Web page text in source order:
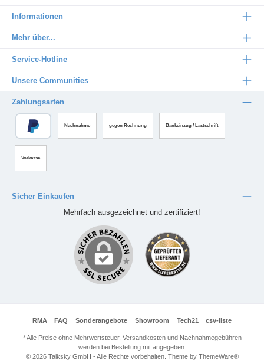
Informationen
Mehr über...
Service-Hotline
Unsere Communities
Zahlungsarten
Nachnahme gegen Rechnung Bankeinzug / Lastschrift
Vorkasse
Sicher Einkaufen
Mehrfach ausgezeichnet und zertifiziert!
RMA FAQ Sonderangebote Showroom Tech21 csv-liste
* Alle Preise ohne Mehrwertsteuer. Versandkosten und Nachnahmegebühren
werden bei Bestellung mit angegeben.
© 2026 Talksky GmbH - Alle Rechte vorbehalten. Theme by ThemeWare®